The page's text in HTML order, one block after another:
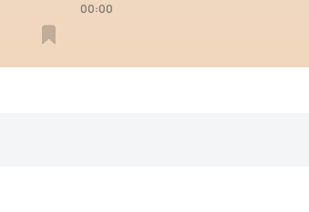
00:00
